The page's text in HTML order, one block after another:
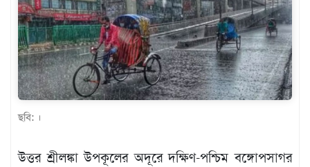
এক্সক্লুসিভ
শিক্ষাঙ্গন
অর্থনীতি
মতামত
অন্যান্য
ছবি: ।
উত্তর শ্রীলঙ্কা উপকূলের অদূরে দক্ষিণ-পশ্চিম বঙ্গোপসাগর